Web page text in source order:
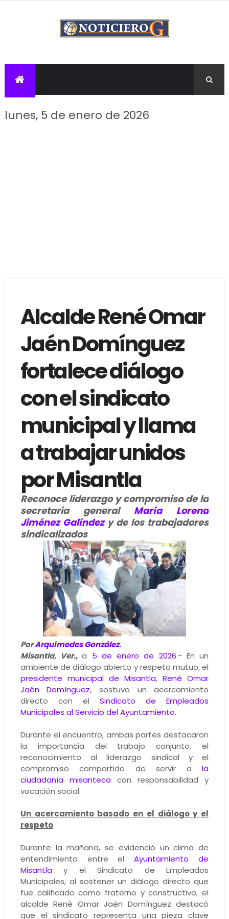
lunes, 5 de enero de 2026
Alcalde René Omar
Jaén Domínguez
fortalece diálogo
con el sindicato
municipal y llama
a trabajar unidos
por Misantla
Reconoce liderazgo y compromiso de la
secretaria general María Lorena
Jiménez Galíndezy de los trabajadores
sindicalizados
PorArquímedes González.
Misantla, Ver.,a 5 de enero de 2026.- En un
ambiente de diálogo abierto y respeto mutuo, el
presidente municipal de Misantla,René Omar
Jaén Domínguez, sostuvo un acercamiento
directo con el Sindicato de Empleados
Municipales al Servicio del Ayuntamiento.
Durante el encuentro, ambas partes destacaron
la importancia del trabajo conjunto, el
reconocimiento al liderazgo sindical y el
compromiso compartido de servir ala
ciudadanía misantecacon responsabilidad y
vocación social.
Un acercamiento basado en el diálogo y el
respeto
Durante la mañana, se evidenció un clima de
entendimiento entre elAyuntamiento de
Misantlay el Sindicato de Empleados
Municipales, al sostener un diálogo directo que
fue calificado como fraterno y constructivo, el
alcalde René Omar Jaén Domínguez destacó
que el sindicato representa una pieza clave